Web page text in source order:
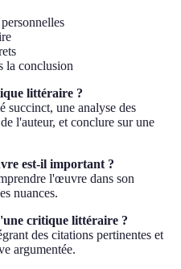
la conclusion
littéraire ?
succinct, une analyse des
l'auteur, et conclure sur une
est-il important ?
l'œuvre dans son
nuances.
critique littéraire ?
des citations pertinentes et
argumentée.